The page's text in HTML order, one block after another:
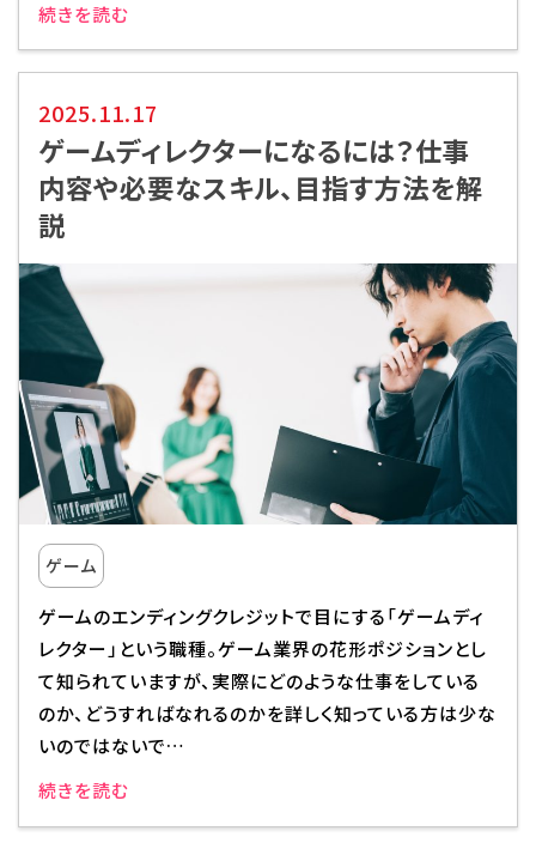
続きを読む
2025.11.17
ゲームディレクターになるには？仕事
内容や必要なスキル、目指す方法を解
説
ゲーム
ゲームのエンディングクレジットで目にする「ゲームディ
レクター」という職種。ゲーム業界の花形ポジションとし
て知られていますが、実際にどのような仕事をしている
のか、どうすればなれるのかを詳しく知っている方は少な
いのではないで…
続きを読む